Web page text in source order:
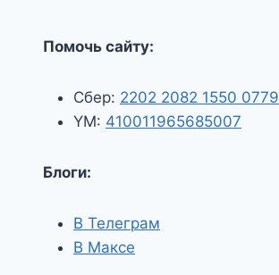
Помочь сайту:
Сбер: 2202 2082 1550 0779
YM: 410011965685007
Блоги:
В Телеграм
В Максе